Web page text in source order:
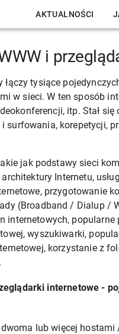
AKTUALNOŚCI
i
tysiące
w sieci. W ten sposób
itp. Stał
surfowania, korepetycji,
jak podstawy sieci
Internetu,
przygotowanie
(Broadband / Dialup /
internetowych,
wyszukiwarki,
korzystanie z
internetowe -
lub więcej